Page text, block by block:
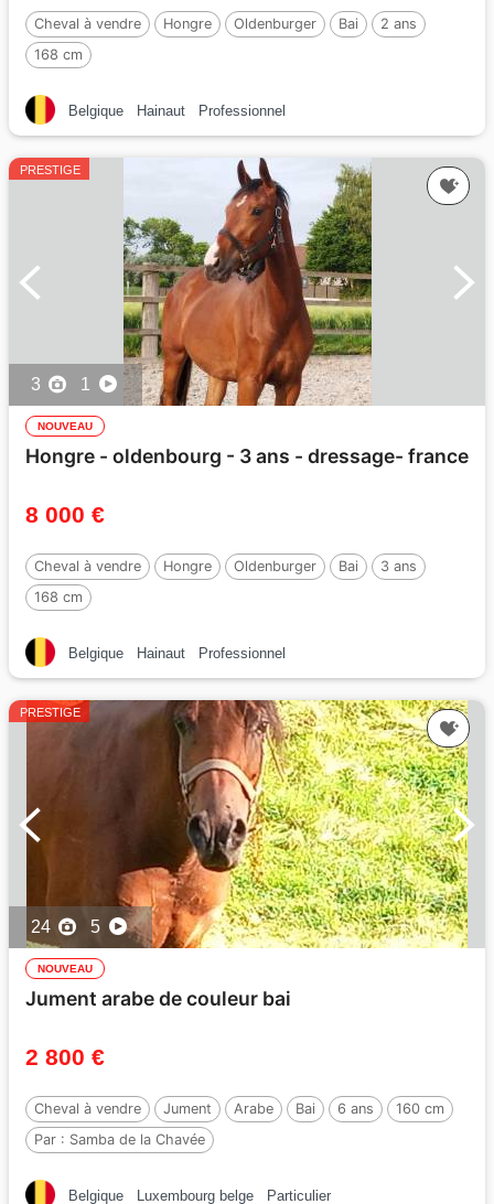
Cheval à vendre Hongre Oldenburger Bai
2 ans
168 cm
Belgique Hainaut Professionnel
PRESTIGE
3 1
NOUVEAU
Hongre - oldenbourg - 3 ans - dressage- france
8 000 €
Cheval à vendre Hongre Oldenburger Bai
3 ans
168 cm
Belgique Hainaut Professionnel
PRESTIGE
24 5
NOUVEAU
Jument arabe de couleur bai
2 800 €
Cheval à vendre Jument Arabe Bai 6 ans
160 cm
Par : Samba de la Chavée
Belgique Luxembourg belge Particulier